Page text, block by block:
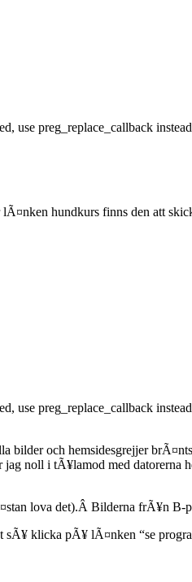
use preg_replace_callback
hundkurs finns den att
use preg_replace_callback
bilder och hemsidesgrejjer
noll i tÃ¥lamod med datorerna
lova det).Â Bilderna frÃ¥n
sÃ¥ klicka pÃ¥ lÃ¤nken “se